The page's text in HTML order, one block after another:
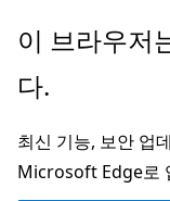
주
콘
츠
로
이 브라우저
다.
최신 기능, 보안 업
Microsoft Edge로